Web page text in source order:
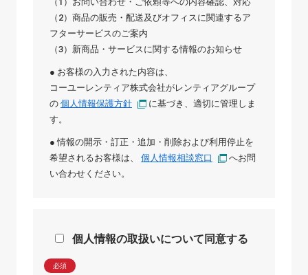
（2）商品の販売・配送及びオフィスに関連するア
フターサービスのご案内
（3）新商品・サービスに関する情報のお知らせ
● お客様の入力された内容は、
コーユーレンティア株式会社がレンティアグループ
の 個人情報保護方針
に基づき、適切に管理しま
す。
● 情報の開示・訂正・追加・削除および利用停止を
希望されるお客様は、 個人情報相談窓口
へお問
い合わせください。
個人情報の取扱いについて同意する
必須